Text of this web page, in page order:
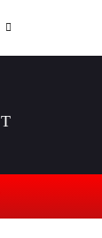
NÁKUPNÍ